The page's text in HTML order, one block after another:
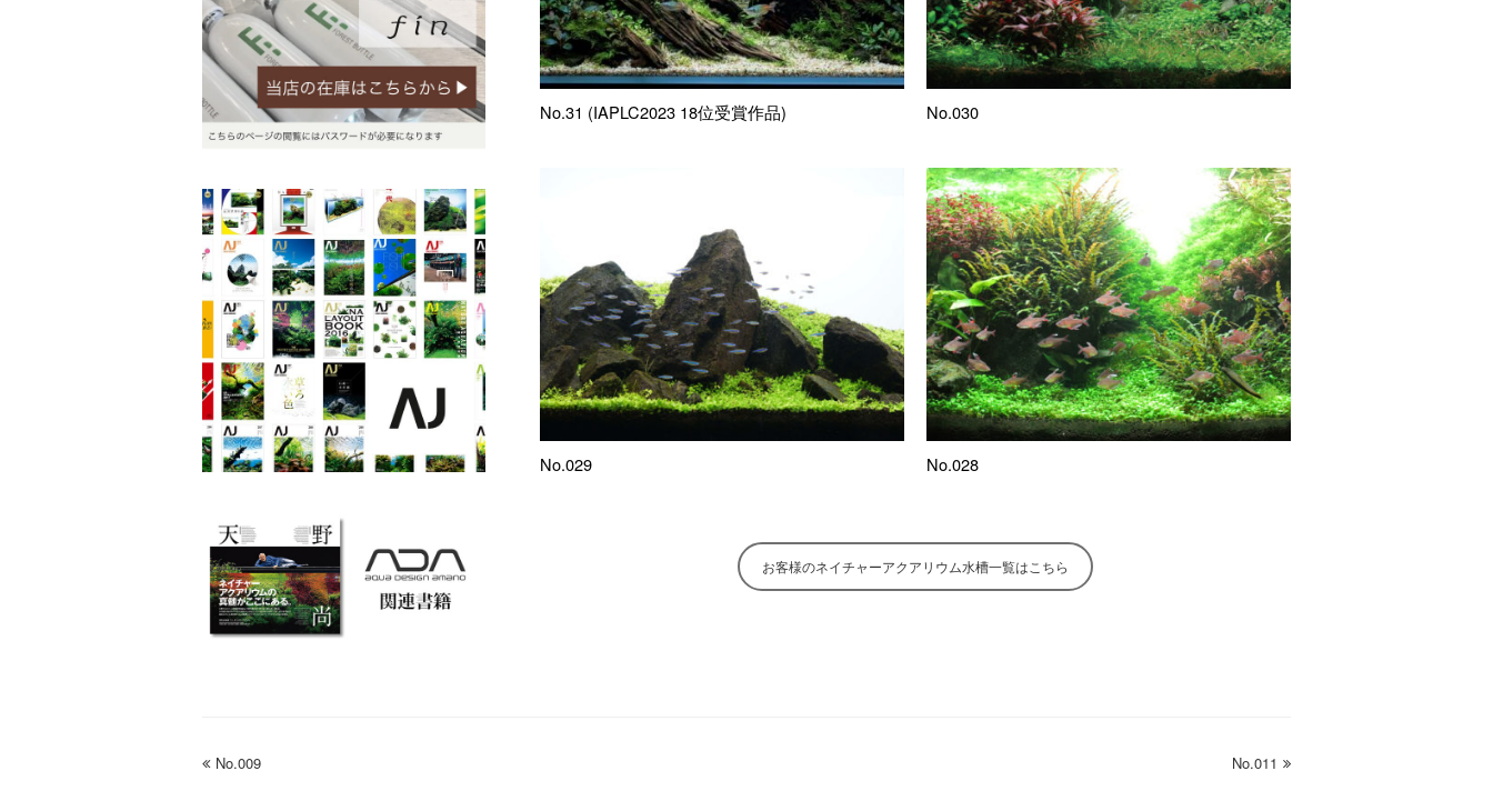
No.31 (IAPLC2023 18位受賞作品) No.030
No.029 No.028
お客様のネイチャーアクアリウム水槽一覧はこちら
previous
No.009
next
No.011